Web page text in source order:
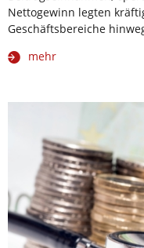
Nettogewinn legten
Geschäftsbereiche
mehr